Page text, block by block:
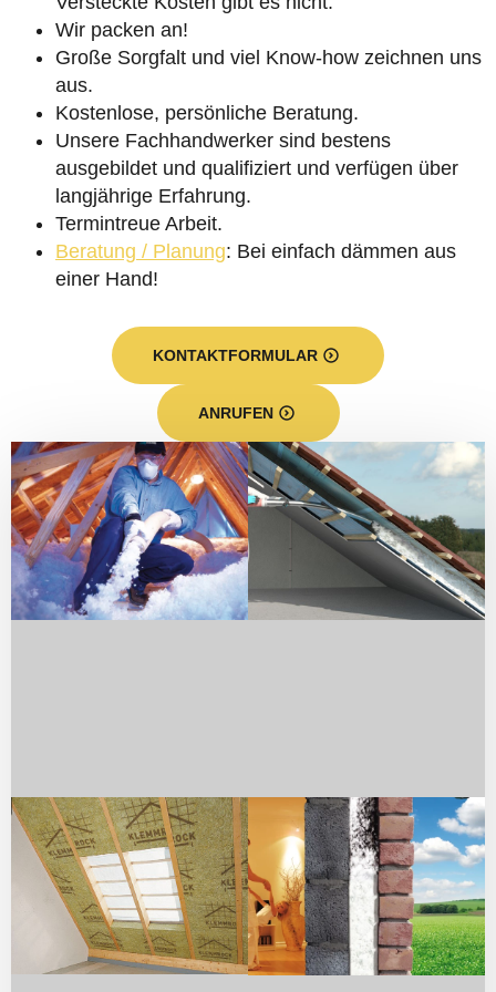
Wir packen an!
Große Sorgfalt und viel Know-how zeichnen uns
aus.
Kostenlose, persönliche Beratung.
Unsere Fachhandwerker sind bestens
ausgebildet und qualifiziert und verfügen über
langjährige Erfahrung.
Termintreue Arbeit.
Beratung / Planung: Bei einfach dämmen aus
einer Hand!
KONTAKTFORMULAR
ANRUFEN